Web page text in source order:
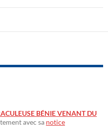
BÉNIE VENANT DU
avec sa notice